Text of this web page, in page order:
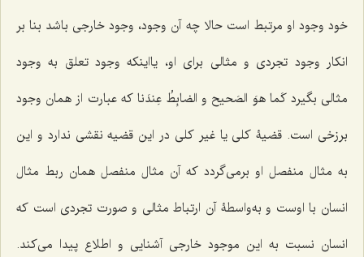
خود وجود او مرتبط است حالا چه آن وجود، وجود خارجى باشد بنا بر
انکار وجود تجردى و مثالى براى او، یااینکه وجود تعلق به وجود
مثالى بگیردکَما هوَ الصَحیح و الضابِطُ عِندَناکه عبارت از همان وجود
برزخی است. قضیۀ کلى یا غیر کلی در این قضیه نقشى ندارد و این
به مثال منفصل او برمى‌گردد که آن مثال منفصل همان ربط مثال
انسان با اوست و به‌واسطۀ آن ارتباط مثالى و صورت تجردى است که
انسان نسبت به این موجود خارجى آشنایى و اطلاع پیدا مى‌کند.